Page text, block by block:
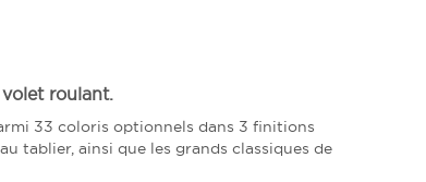
roulant.
33 coloris optionnels dans 3 finitions
tablier, ainsi que les grands classiques de